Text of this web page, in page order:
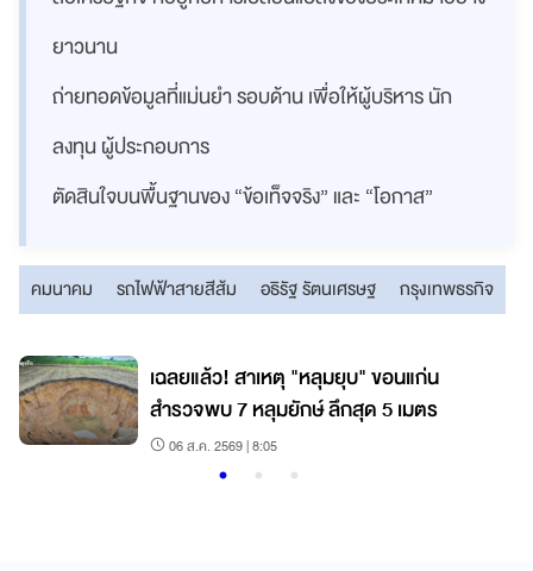
ยาวนาน
ถ่ายทอดข้อมูลที่แม่นยำ รอบด้าน เพื่อให้ผู้บริหาร นัก
ลงทุน ผู้ประกอบการ
ตัดสินใจบนพื้นฐานของ “ข้อเท็จจริง” และ “โอกาส”
คมนาคม รถไฟฟ้าสายสีส้ม อธิรัฐ รัตนเศรษฐ กรุงเทพธรกิจ
เฉลยแล้ว! สาเหตุ "หลุมยุบ" ขอนแก่น
สำรวจพบ 7 หลุมยักษ์ ลึกสุด 5 เมตร
06 ส.ค. 2569 | 8:05